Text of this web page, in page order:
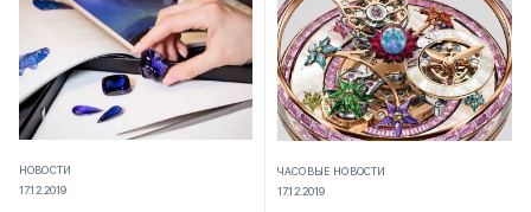
НОВОСТИ
17.12.2019
ЧАСОВЫЕ НОВОСТИ
17.12.2019